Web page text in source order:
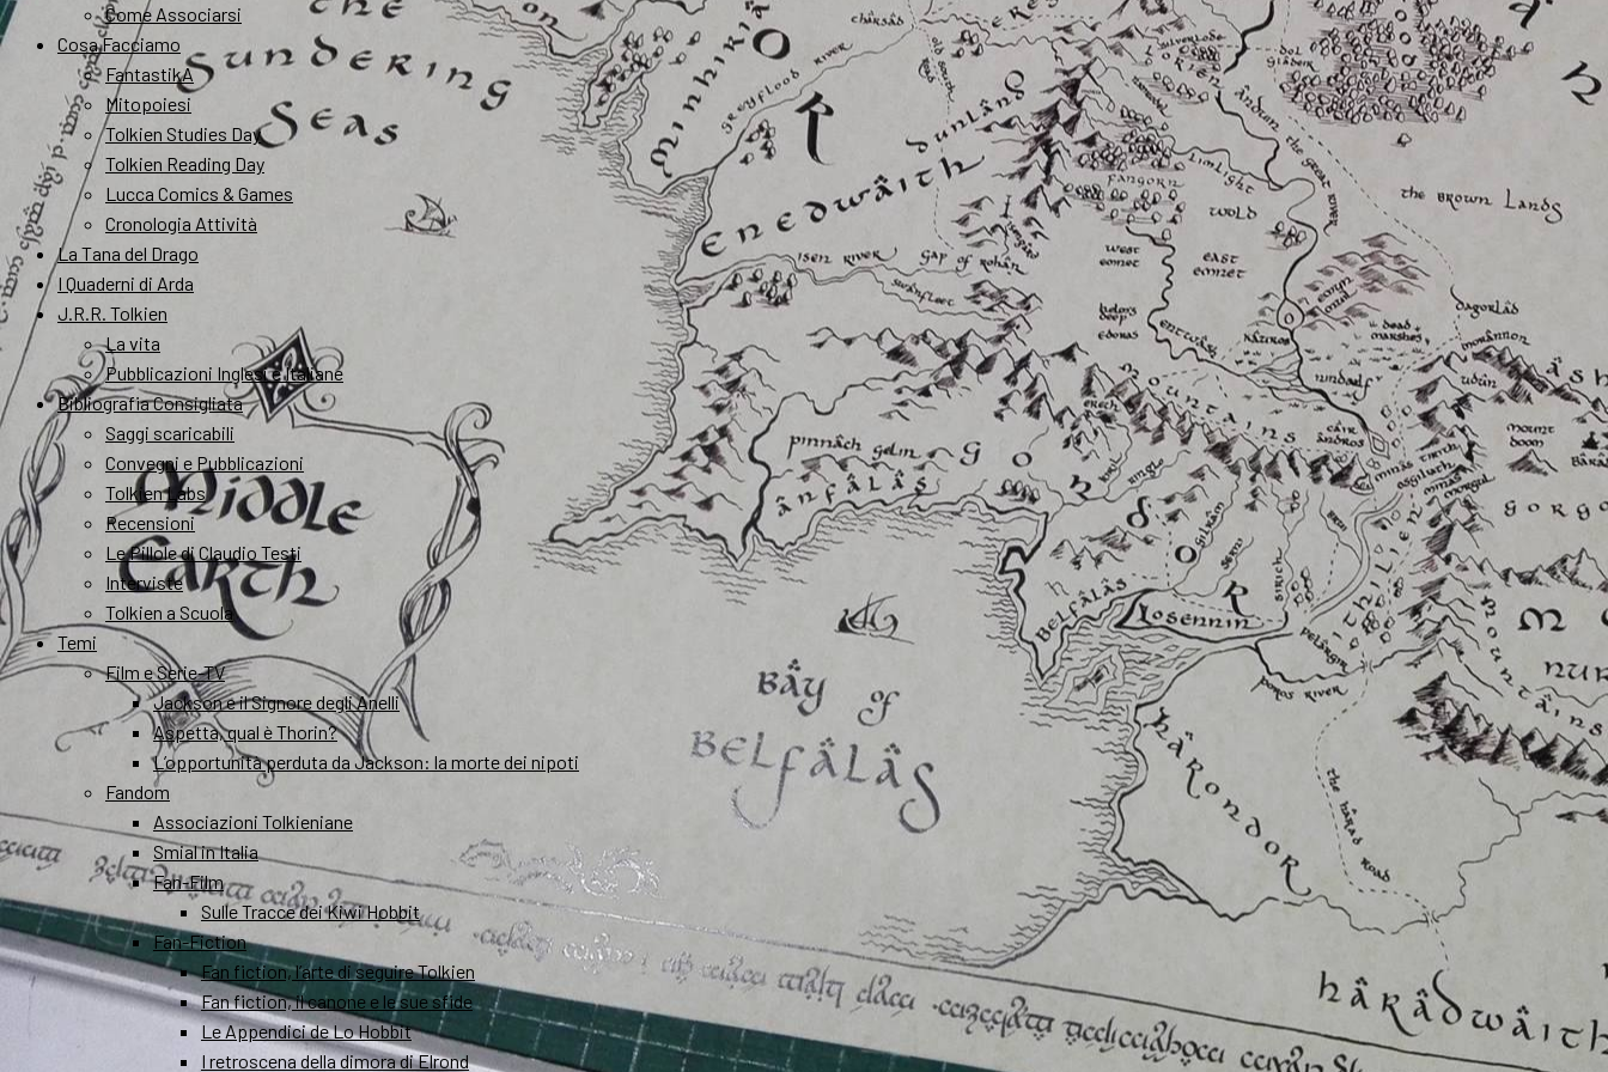
Come Associarsi
Cosa Facciamo
FantastikA
Mitopoiesi
Tolkien Studies Day
Tolkien Reading Day
Lucca Comics & Games
Cronologia Attività
La Tana del Drago
I Quaderni di Arda
J.R.R. Tolkien
La vita
Pubblicazioni Inglesi e Italiane
Bibliografia Consigliata
Saggi scaricabili
Convegni e Pubblicazioni
Tolkien Labs
Recensioni
Le Pillole di Claudio Testi
Interviste
Tolkien a Scuola
Temi
Film e Serie-TV
Jackson e il Signore degli Anelli
Aspetta, qual è Thorin?
L’opportunità perduta da Jackson: la morte dei nipoti
Fandom
Associazioni Tolkieniane
Smial in Italia
Fan-Film
Sulle Tracce dei Kiwi Hobbit
Fan-Fiction
Fan fiction, l’arte di seguire Tolkien
Fan fiction, il canone e le sue sfide
Le Appendici de Lo Hobbit
I retroscena della dimora di Elrond